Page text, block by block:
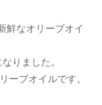
鮮なオリーブオイ
りました。
ーブオイルです。